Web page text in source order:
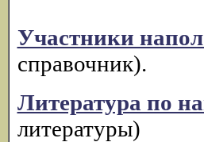
Участники
справочник).
Литература по
литературы)